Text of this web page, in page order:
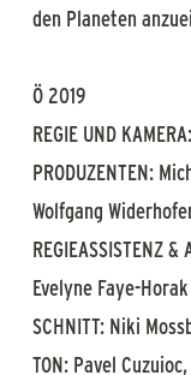
den Planeten
Ö 2019
REGIE UND
PRODUZENTEN:
Wolfgang
REGIEASSISTENZ
Evelyne Faye-Horak
SCHNITT: Niki
TON: Pavel